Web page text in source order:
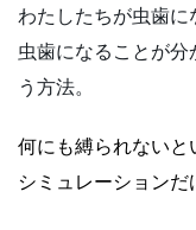
わたしたちが虫歯に
虫歯になることが
う方法。
何にも縛られないと
シミュレーションだ